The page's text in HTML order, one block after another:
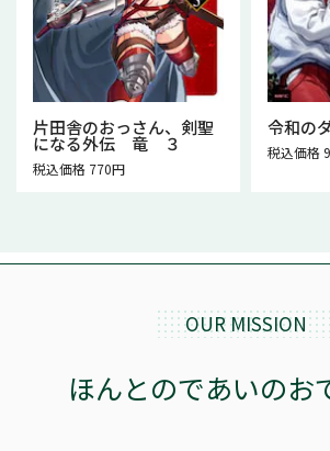
片田舎のおっさん、剣聖
になる外伝 竜 ３
税込価格 770円
令和の
税込価格
OUR MISSION
ほんとのであいのお